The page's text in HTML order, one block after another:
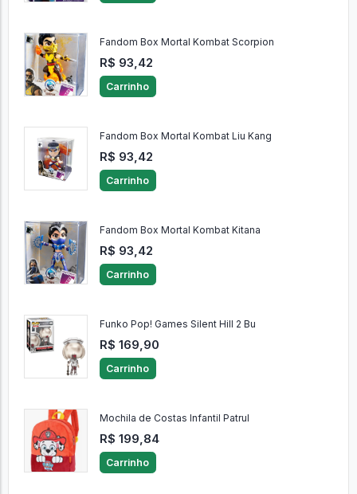
Fandom Box Mortal Kombat Scorpion
R$ 93,42
Carrinho
Fandom Box Mortal Kombat Liu Kang
R$ 93,42
Carrinho
Fandom Box Mortal Kombat Kitana
R$ 93,42
Carrinho
Funko Pop! Games Silent Hill 2 Bu
R$ 169,90
Carrinho
Mochila de Costas Infantil Patrul
R$ 199,84
Carrinho